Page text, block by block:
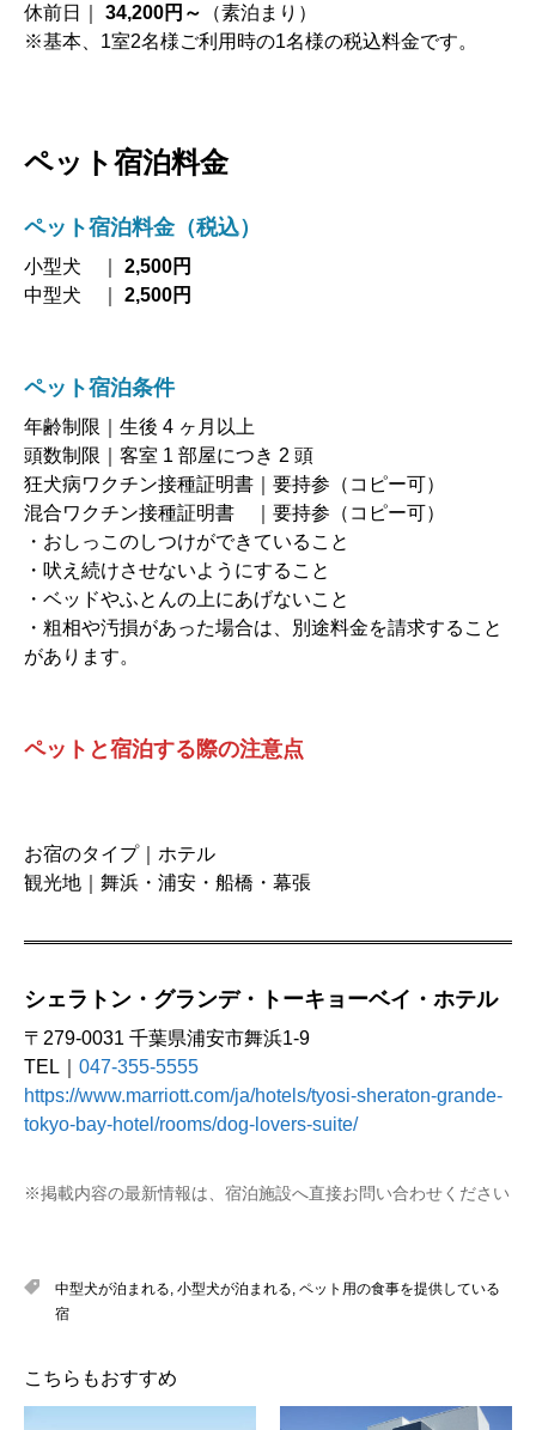
休前日｜
34,200円～
（素泊まり）
※基本、1室2名様ご利用時の1名様の税込料金です。
ペット宿泊料金
ペット宿泊料金（税込）
小型犬 ｜ 2,500円
中型犬 ｜ 2,500円
ペット宿泊条件
年齢制限｜生後 4 ヶ月以上
頭数制限｜客室 1 部屋につき 2 頭
狂犬病ワクチン接種証明書｜要持参（コピー可）
混合ワクチン接種証明書 ｜要持参（コピー可）
・おしっこのしつけができていること
・吠え続けさせないようにすること
・ベッドやふとんの上にあげないこと
・粗相や汚損があった場合は、別途料金を請求すること
があります。
ペットと宿泊する際の注意点
お宿のタイプ｜ホテル
観光地｜舞浜・浦安・船橋・幕張
シェラトン・グランデ・トーキョーベイ・ホテル
〒279-0031 千葉県浦安市舞浜1-9
TEL｜ 047-355-5555
https://www.marriott.com/ja/hotels/tyosi-sheraton-grande-
tokyo-bay-hotel/rooms/dog-lovers-suite/
※掲載内容の最新情報は、宿泊施設へ直接お問い合わせください
中型犬が泊まれる 小型犬が泊まれる ペット用の食事を提供している
宿
こちらもおすすめ